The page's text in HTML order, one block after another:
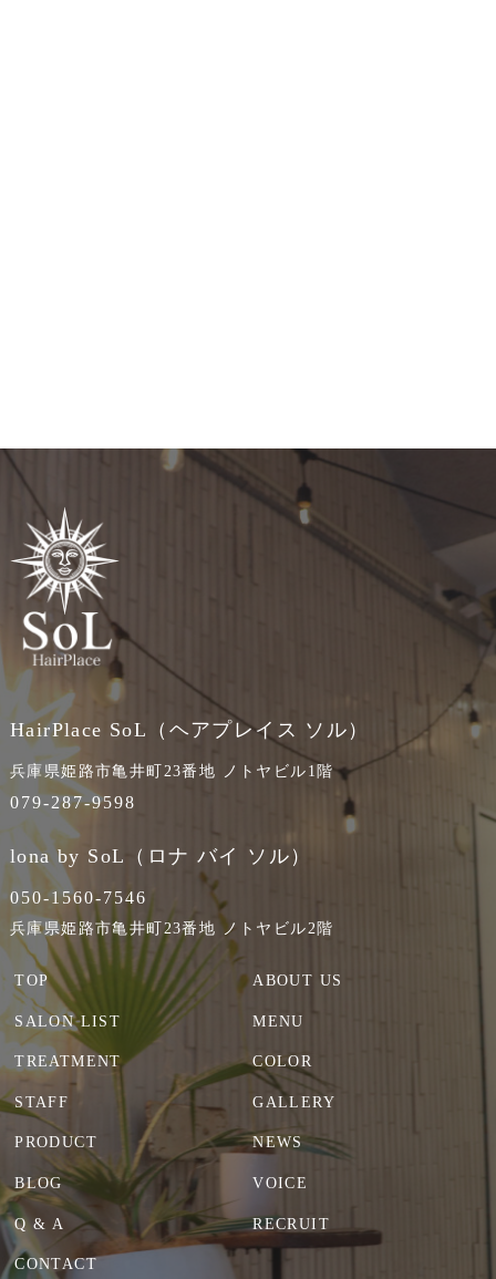
HairPlace SoL（ヘアプレイス ソル）
兵庫県姫路市亀井町23番地 ノトヤビル1階
079-287-9598
lona by SoL（ロナ バイ ソル）
050-1560-7546
兵庫県姫路市亀井町23番地 ノトヤビル2階
TOP ABOUT US
SALON LIST MENU
TREATMENT COLOR
STAFF GALLERY
PRODUCT NEWS
BLOG VOICE
Q & A RECRUIT
CONTACT